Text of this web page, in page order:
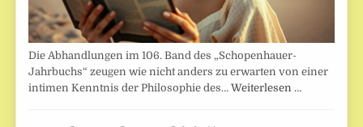
Die Abhandlungen im 106. Band des „Schopenhauer-
Jahrbuchs“ zeugen wie nicht anders zu erwarten von einer
intimen Kenntnis der Philosophie des…Weiterlesen …